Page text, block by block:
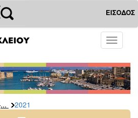
ΕΙΣΟΔΟΣ
Toggle
... 2021